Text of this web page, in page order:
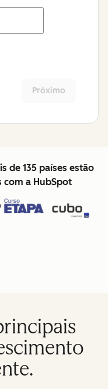
Próximo
de 135 países estão
a HubSpot